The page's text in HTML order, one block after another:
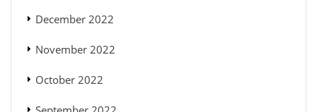
December 2022
November 2022
October 2022